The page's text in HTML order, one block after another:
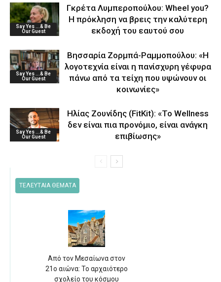
Say Yes ...& Be
Our Guest
Γκρέτα Λυμπεροπούλου: Wheel you?
Η πρόκληση να βρεις την καλύτερη
εκδοχή του εαυτού σου
Say Yes ...& Be
Our Guest
Βησσαρία Ζορμπά-Ραμμοπούλου: «Η
λογοτεχνία είναι η πανίσχυρη γέφυρα
πάνω από τα τείχη που υψώνουν οι
κοινωνίες»
Say Yes ...& Be
Our Guest
Ηλίας Ζουνίδης (FitKit): «Το Wellness
δεν είναι πια προνόμιο, είναι ανάγκη
επιβίωσης»
ΤΕΛΕΥΤΑΙΑ ΘΕΜΑΤΑ
Από τον Μεσαίωνα στον
21ο αιώνα: Το αρχαιότερο
σχολείο του κόσμου